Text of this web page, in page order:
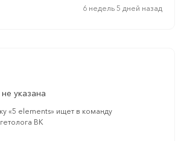
6 недель 5 дней назад
указана
«5 elements» ищет в команду
ВК